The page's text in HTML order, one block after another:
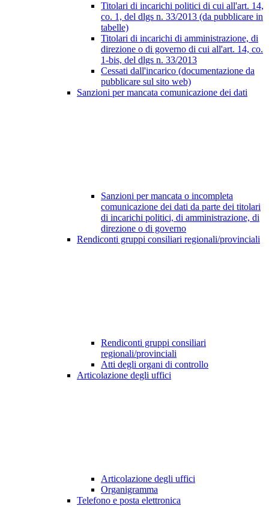
Titolari di incarichi politici di cui all'art. 14,
co. 1, del dlgs n. 33/2013 (da pubblicare in
tabelle)
Titolari di incarichi di amministrazione, di
direzione o di governo di cui all'art. 14, co.
1-bis, del dlgs n. 33/2013
Cessati dall'incarico (documentazione da
pubblicare sul sito web)
Sanzioni per mancata comunicazione dei dati
Sanzioni per mancata o incompleta
comunicazione dei dati da parte dei titolari
di incarichi politici, di amministrazione, di
direzione o di governo
Rendiconti gruppi consiliari regionali/provinciali
Rendiconti gruppi consiliari
regionali/provinciali
Atti degli organi di controllo
Articolazione degli uffici
Articolazione degli uffici
Organigramma
Telefono e posta elettronica